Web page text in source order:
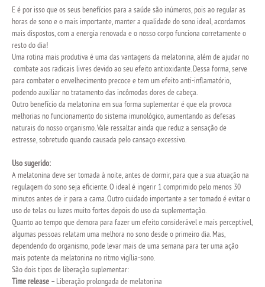
E é por isso que os seus benefícios para a saúde são inúmeros, pois ao regular as
horas de sono e o mais importante, manter a qualidade do sono ideal, acordamos
mais dispostos, com a energia renovada e o nosso corpo funciona corretamente o
resto do dia!
Uma rotina mais produtiva é uma das vantagens da melatonina, além de ajudar no
combate aos radicais livres devido ao seu efeito antioxidante. Dessa forma, serve
para combater o envelhecimento precoce e tem um efeito anti-inflamatório,
podendo auxiliar no tratamento das incômodas dores de cabeça.
Outro benefício da melatonina em sua forma suplementar é que ela provoca
melhorias no funcionamento do sistema imunológico, aumentando as defesas
naturais do nosso organismo. Vale ressaltar ainda que reduz a sensação de
estresse, sobretudo quando causada pelo cansaço excessivo.
Uso sugerido:
A melatonina deve ser tomada à noite, antes de dormir, para que a sua atuação na
regulagem do sono seja eficiente. O ideal é ingerir 1 comprimido pelo menos 30
minutos antes de ir para a cama. Outro cuidado importante a ser tomado é evitar o
uso de telas ou luzes muito fortes depois do uso da suplementação.
Quanto ao tempo que demora para fazer um efeito considerável e mais perceptível,
algumas pessoas relatam uma melhora no sono desde o primeiro dia. Mas,
dependendo do organismo, pode levar mais de uma semana para ter uma ação
mais potente da melatonina no ritmo vigília-sono.
São dois tipos de liberação suplementar:
Time release – Liberação prolongada de melatonina